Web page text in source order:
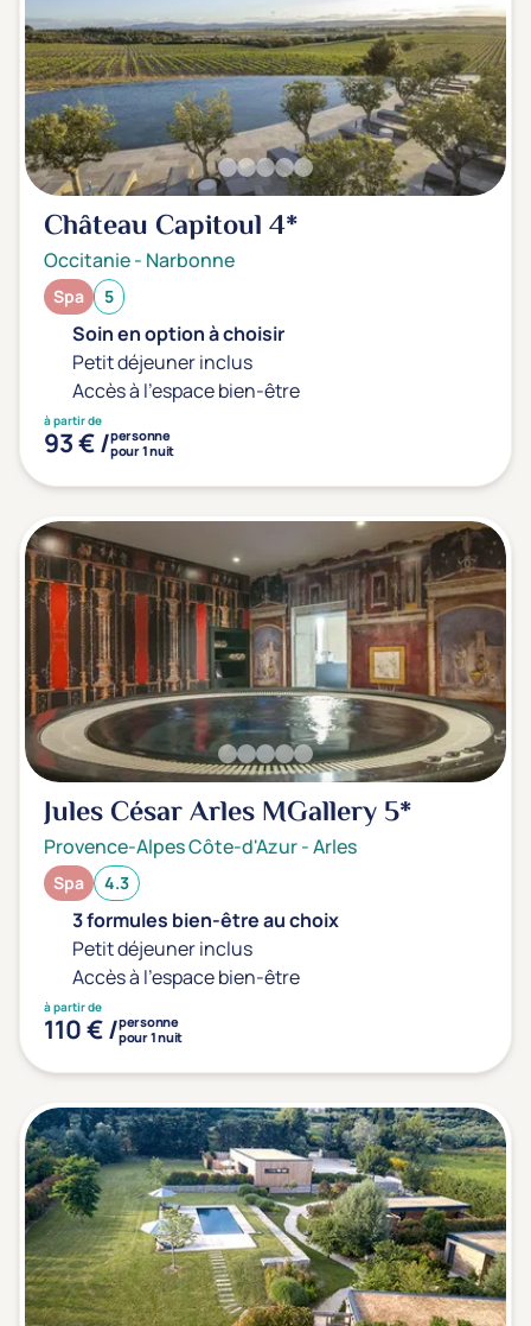
Château Capitoul4*
Occitanie- Narbonne
Spa 5
Soin en option à choisir
Petit déjeuner inclus
Accès à l'espace bien-être
à partir de
93 € /personne
pour 1 nuit
Jules César Arles MGallery5*
Provence-Alpes Côte-d'Azur-Arles
Spa 4.3
3 formules bien-être au choix
Petit déjeuner inclus
Accès à l'espace bien-être
à partir de
110 € /personne
pour 1 nuit